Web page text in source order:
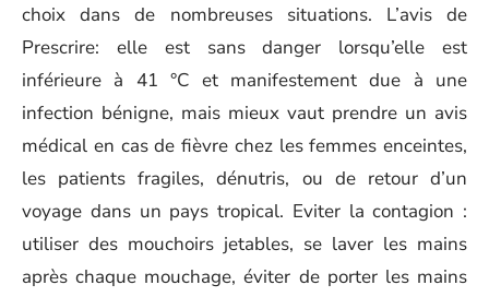
choix dans de nombreuses situations. L’avis de
Prescrire: elle est sans danger lorsqu’elle est
inférieure à 41 °C et manifestement due à une
infection bénigne, mais mieux vaut prendre un avis
médical en cas de fièvre chez les femmes enceintes,
les patients fragiles, dénutris, ou de retour d’un
voyage dans un pays tropical. Eviter la contagion :
utiliser des mouchoirs jetables, se laver les mains
après chaque mouchage, éviter de porter les mains